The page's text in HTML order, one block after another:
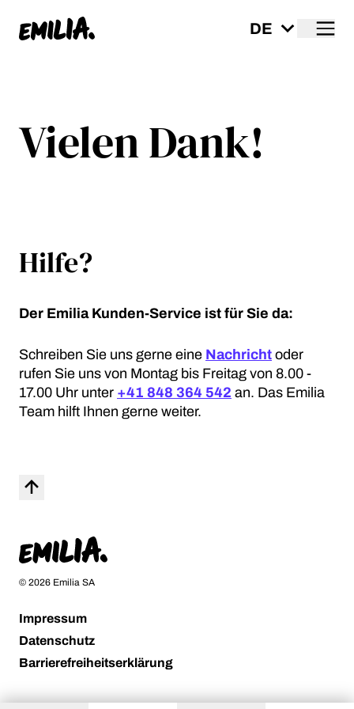
Vielen Dank!
Hilfe?
Der Emilia Kunden-Service ist für Sie da:
Schreiben Sie uns gerne eine Nachricht oder
rufen Sie uns von Montag bis Freitag von 8.00 -
17.00 Uhr unter +41 848 364 542 an. Das Emilia
Team hilft Ihnen gerne weiter.
© 2026 Emilia SA
Impressum
Datenschutz
Barrierefreiheitserklärung